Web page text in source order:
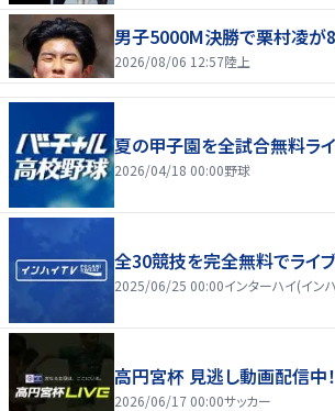
男子5000M決勝で栗村凌が
2026/08/06 12:57陸上
夏の甲子園を全試合無料ライ
2026/04/18 00:00野球
全30競技を完全無料でライブ
2025/06/25 00:00インターハイ(イン
高円宮杯 見逃し動画配信中！
2026/06/17 00:00サッカー